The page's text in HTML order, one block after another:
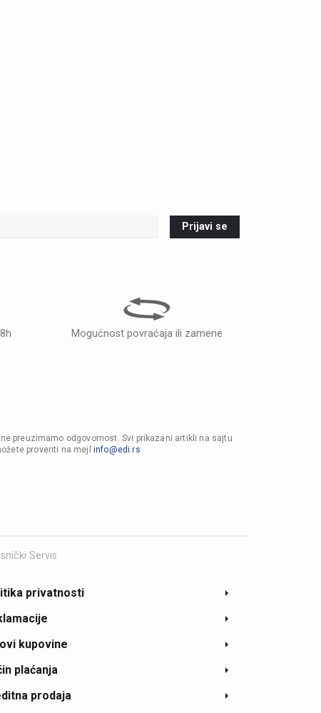
Prijavi se
Mogućnost povraćaja ili zamene
preuzimamo odgovornost. Svi prikazani artikli na sajtu
proveriti na mejl info@edi.rs
Servis
privatnosti
kupovine
plaćanja
prodaja